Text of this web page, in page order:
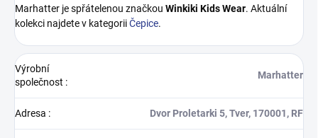
Marhatter je spřátelenou značkou Winkiki Kids Wear. Aktuální
kolekci najdete v kategoriiČepice.
Výrobní
společnost :
Marhatter
Adresa : Dvor Proletarki 5, Tver, 170001, RF